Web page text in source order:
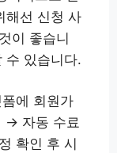
해선 신청 사
이 좋습니
수 있습니다.
에 회원가
→ 자동 수료
확인 후 시